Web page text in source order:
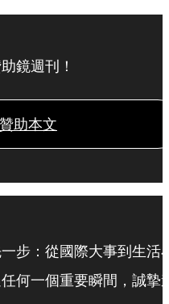
鏡週刊！
贊助本文
步：從國際大事到生活
何一個重要瞬間，誠摯